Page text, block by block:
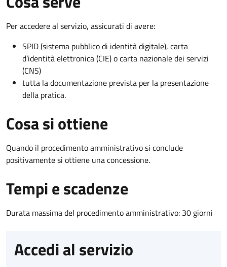
Per accedere al servizio, assicurati di avere:
SPID (sistema pubblico di identità digitale), carta
d’identità elettronica (CIE) o carta nazionale dei servizi
(CNS)
tutta la documentazione prevista per la presentazione
della pratica.
Cosa si ottiene
Quando il procedimento amministrativo si conclude
positivamente si ottiene una concessione.
Tempi e scadenze
Durata massima del procedimento amministrativo: 30 giorni
Accedi al servizio